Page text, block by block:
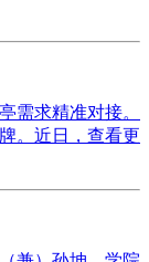
需求精准对接。
。近日，查看更